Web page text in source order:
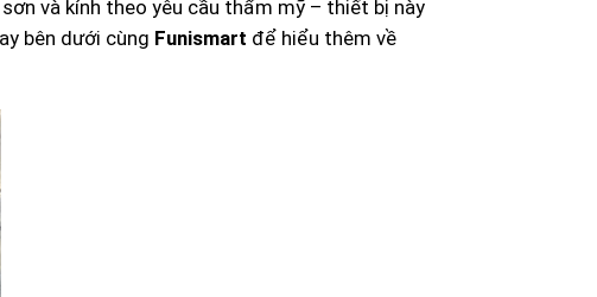
và kính theo yêu cầu thẩm mỹ – thiết bị này
bên dưới cùng Funismart để hiểu thêm về